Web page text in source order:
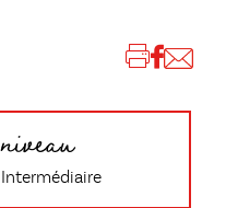
niveau
Intermédiaire